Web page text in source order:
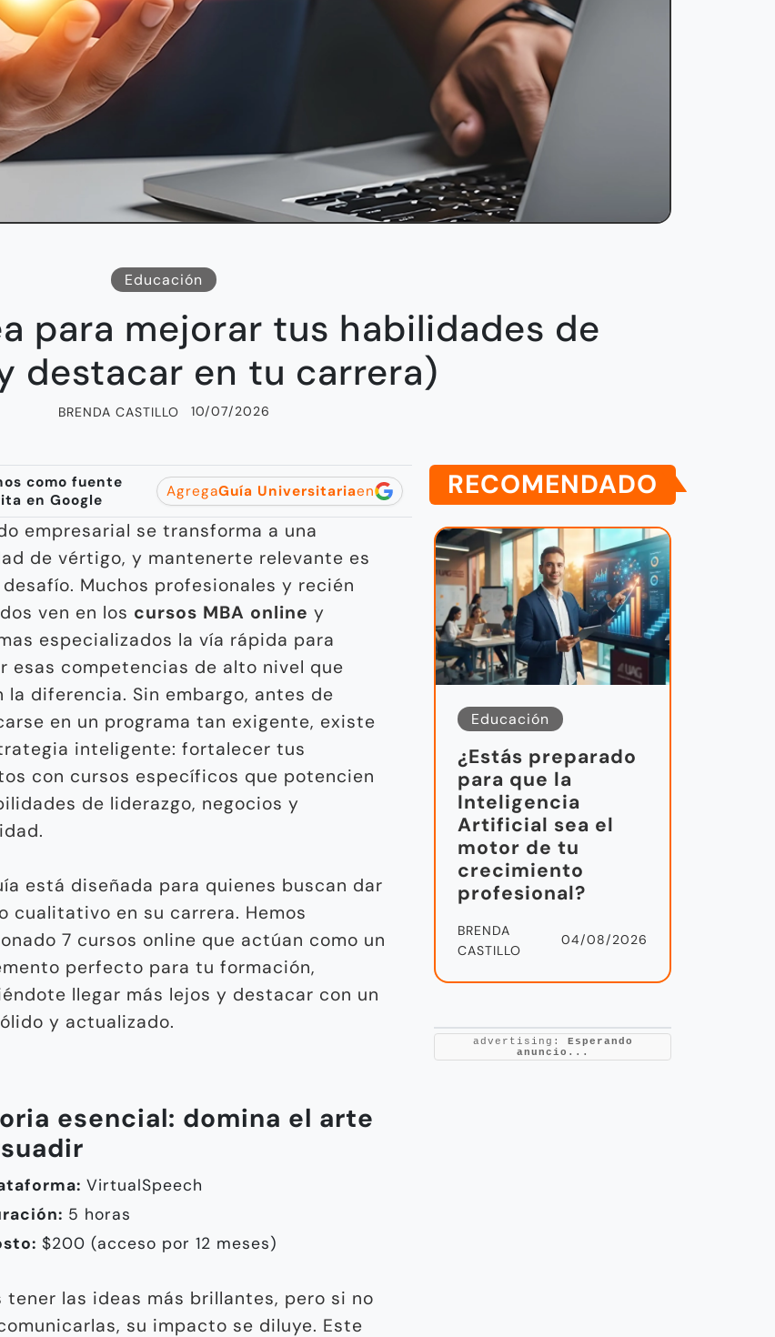
Educación
para mejorar tus habilidades de
destacar en tu carrera)
BRENDA CASTILLO 10/07/2026
como fuente
en Google
AgregaGuía Universitariaen
empresarial se transforma a una
de vértigo, y mantenerte relevante es
Muchos profesionales y recién
ven en los cursos MBA online y
especializados la vía rápida para
esas competencias de alto nivel que
la diferencia. Sin embargo, antes de
en un programa tan exigente, existe
inteligente: fortalecer tus
con cursos específicos que potencien
de liderazgo, negocios y
está diseñada para quienes buscan dar
cualitativo en su carrera. Hemos
7 cursos online que actúan como un
perfecto para tu formación,
llegar más lejos y destacar con un
y actualizado.
esencial: domina el arte
VirtualSpeech
5 horas
$200 (acceso por 12 meses)
tener las ideas más brillantes, pero si no
su impacto se diluye. Este
RECOMENDADO
Educación
¿Estás preparado
para que la
Inteligencia
Artificial sea el
motor de tu
crecimiento
profesional?
BRENDA
CASTILLO
04/08/2026
advertising: Esperando
anuncio...